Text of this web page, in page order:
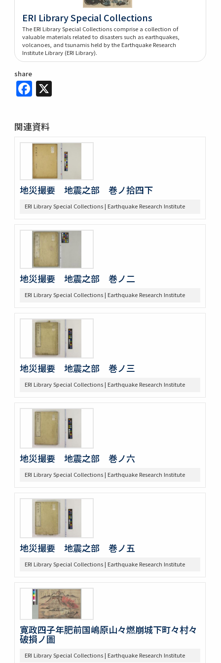
ERI Library Special Collections
The ERI Library Special Collections comprise a collection of
valuable materials related to disasters such as earthquakes,
volcanoes, and tsunamis held by the Earthquake Research
Institute Library (ERI Library).
share
Facebook
関連資料
地災撮要 地震之部 巻ノ拾四下
ERI Library Special Collections | Earthquake Research Institute
地災撮要 地震之部 巻ノ二
ERI Library Special Collections | Earthquake Research Institute
地災撮要 地震之部 巻ノ三
ERI Library Special Collections | Earthquake Research Institute
地災撮要 地震之部 巻ノ六
ERI Library Special Collections | Earthquake Research Institute
地災撮要 地震之部 巻ノ五
ERI Library Special Collections | Earthquake Research Institute
寛政四子年肥前国嶋原山々燃崩城下町々村々
破損ノ圖
ERI Library Special Collections | Earthquake Research Institute